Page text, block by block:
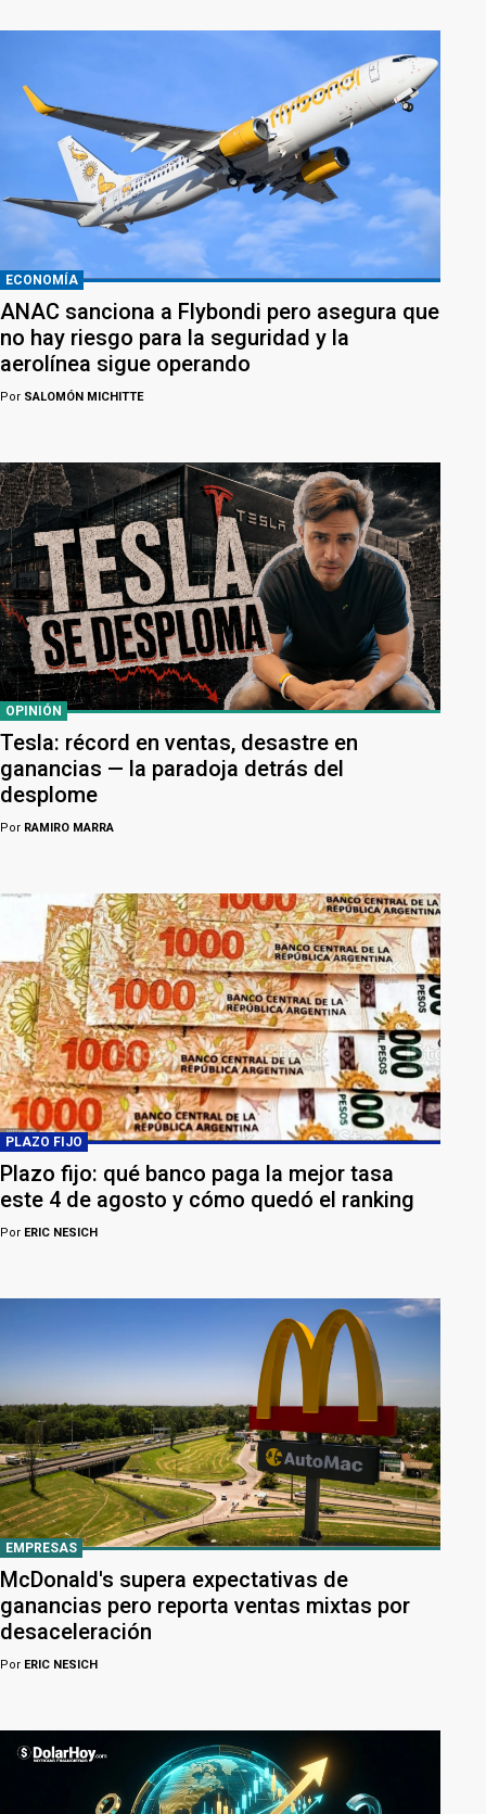
ECONOMÍA
ANAC sanciona a Flybondi pero asegura que
no hay riesgo para la seguridad y la
aerolínea sigue operando
Por SALOMÓN MICHITTE
OPINIÓN
Tesla: récord en ventas, desastre en
ganancias — la paradoja detrás del
desplome
Por RAMIRO MARRA
PLAZO FIJO
Plazo fijo: qué banco paga la mejor tasa
este 4 de agosto y cómo quedó el ranking
Por ERIC NESICH
EMPRESAS
McDonald's supera expectativas de
ganancias pero reporta ventas mixtas por
desaceleración
Por ERIC NESICH